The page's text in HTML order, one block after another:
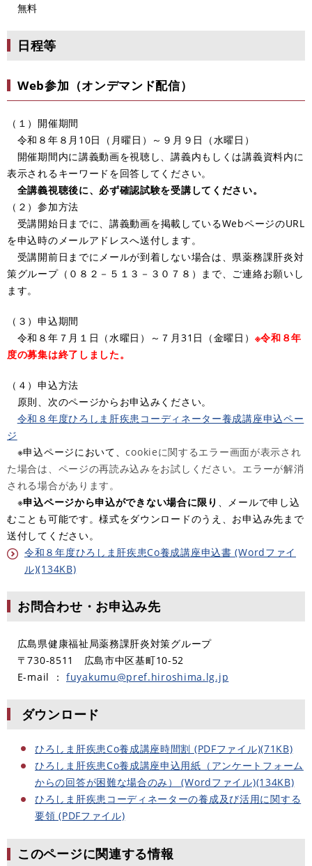
無料
日程等
Web参加（オンデマンド配信）
（１）開催期間
令和８年８月10日（月曜日）～９月９日（水曜日）
開催期間内に講義動画を視聴し、講義内もしくは講義資料内に
表示されるキーワードを回答してください。
全講義視聴後に、必ず確認試験を受講してください。
（２）参加方法
受講開始日までに​、講義動画を掲載しているWebページのURL
を申込時のメールアドレスへ送付します。
受講開前日までにメールが到着しない場合は、県薬務課肝炎対
策グループ（０８２－５１３－３０７８）まで、ご連絡お願いし
ます。
（３）申込期間
令和８年７月１日（水曜日）～７月31日（金曜日） ※令和８年
度の募集は終了しました。
（４）申込方法
原則、次のページからお申込みください。
令和８年度ひろしま肝疾患コーディネーター養成講座申込​ペー
ジ
※申込​ページにおいて、​cookieに関するエラー画面が表示され
た場合は、ページの再読み込みをお試しください。エラーが解消
される場合があります。
※申込​ページから申込ができない場合に限り
、メールで申し込
むことも可能です。様式をダウンロードのうえ、お申込み先まで
送付してください。
令和８年度ひろしま肝疾患Co養成講座申込書 (Wordファイ
ル)(134KB)
お問合わせ・お申込み先
広島県健康福祉局薬務課肝炎対策グループ
〒730-8511 広島市中区基町10-52
E-mail ： fuyakumu@pref.hiroshima.lg.jp
ダウンロード
ひろしま肝疾患Co養成講座時間割 (PDFファイル)(71KB)
ひろしま肝疾患Co養成講座申込用紙（アンケートフォーム
からの回答が困難な場合のみ） (Wordファイル)(134KB)
ひろしま肝疾患コーディネーターの養成及び活用に関する
要領 (PDFファイル)
このページに関連する情報